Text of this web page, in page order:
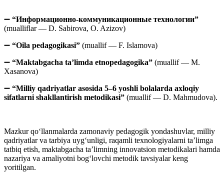
➖ “Информационно-коммуникационные технологии”
(mualliflar — D. Sabirova, O. Azizov)
➖ “Oila pedagogikasi” (muallif — F. Islamova)
➖ “Maktabgacha ta’limda etnopedagogika” (muallif — M.
Xasanova)
➖ “Milliy qadriyatlar asosida 5–6 yoshli bolalarda axloqiy
sifatlarni shakllantirish metodikasi” (muallif — D. Mahmudova).
Mazkur qo‘llanmalarda zamonaviy pedagogik yondashuvlar, milliy
qadriyatlar va tarbiya uyg‘unligi, raqamli texnologiyalarni ta’limga
tatbiq etish, maktabgacha ta’limning innovatsion metodikalari hamda
nazariya va amaliyotni bog‘lovchi metodik tavsiyalar keng
yoritilgan.